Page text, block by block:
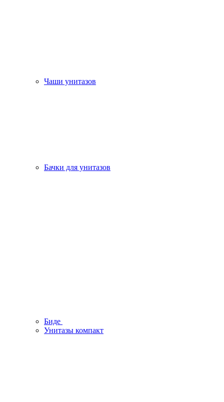
Чаши унитазов
Бачки для унитазов
Биде
Унитазы компакт